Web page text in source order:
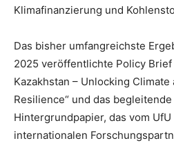
Klimafinanzierung und
Das bisher umfangreichste
2025 veröffentlichte Policy Brief
Kazakhstan – Unlocking
Resilience“ und das
Hintergrundpapier, das vom
internationalen